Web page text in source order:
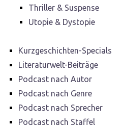
Thriller & Suspense
Utopie & Dystopie
Kurzgeschichten-Specials
Literaturwelt-Beiträge
Podcast nach Autor
Podcast nach Genre
Podcast nach Sprecher
Podcast nach Staffel